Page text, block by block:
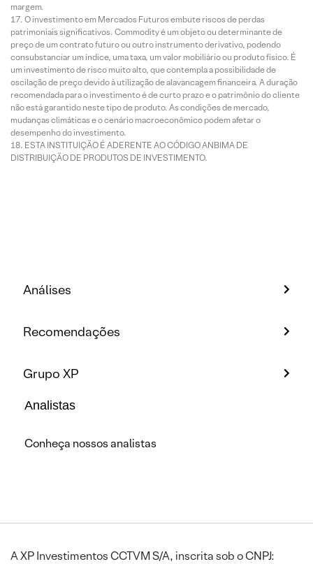
margem.
O investimento em Mercados Futuros embute riscos de perdas
patrimoniais significativos. Commodity é um objeto ou determinante de
preço de um contrato futuro ou outro instrumento derivativo, podendo
consubstanciar um índice, uma taxa, um valor mobiliário ou produto físico. É
um investimento de risco muito alto, que contempla a possibilidade de
oscilação de preço devido à utilização de alavancagem financeira. A duração
recomendada para o investimento é de curto prazo e o patrimônio do cliente
não está garantido neste tipo de produto. As condições de mercado,
mudanças climáticas e o cenário macroeconômico podem afetar o
desempenho do investimento.
ESTA INSTITUIÇÃO É ADERENTE AO CÓDIGO ANBIMA DE
DISTRIBUIÇÃO DE PRODUTOS DE INVESTIMENTO.
Análises
Recomendações
Grupo XP
Analistas
Conheça nossos analistas
A XP Investimentos CCTVM S/A, inscrita sob o CNPJ: